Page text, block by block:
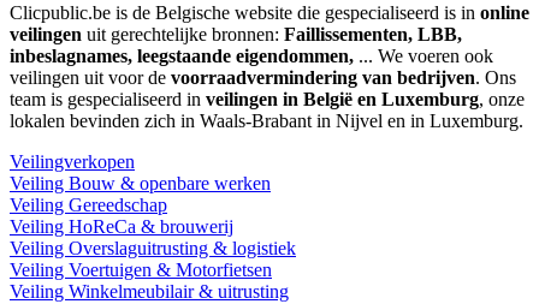
Clicpublic.be is de Belgische website die gespecialiseerd is in online
veilingen uit gerechtelijke bronnen: Faillissementen, LBB,
inbeslagnames, leegstaande eigendommen, ... We voeren ook
veilingen uit voor de voorraadvermindering van bedrijven. Ons
team is gespecialiseerd in veilingen in België en Luxemburg, onze
lokalen bevinden zich in Waals-Brabant in Nijvel en in Luxemburg.
Veilingverkopen
Veiling Bouw & openbare werken
Veiling Gereedschap
Veiling HoReCa & brouwerij
Veiling Overslaguitrusting & logistiek
Veiling Voertuigen & Motorfietsen
Veiling Winkelmeubilair & uitrusting